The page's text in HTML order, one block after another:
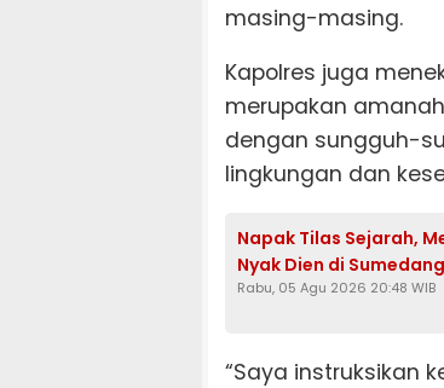
masing-masing.
Kapolres juga
merupakan
dengan sungguh-
lingkungan dan
Napak Tilas Sejarah,
Nyak Dien di Sumedang
Rabu, 05 Agu 2026 20:48 WIB
“Saya instruksikan